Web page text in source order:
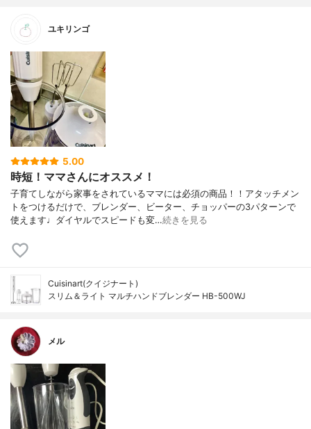
ユキリンゴ
5.00
時短！ママさんにオススメ！
子育てしながら家事をされているママには必須の商品！！アタッチメン
トをつけるだけで、ブレンダー、ビーター、チョッパーの3パターンで
使えます♩ダイヤルでスピードも変…続きを見る
Cuisinart(クイジナート)
スリム＆ライト マルチハンドブレンダー HB-500WJ
メル